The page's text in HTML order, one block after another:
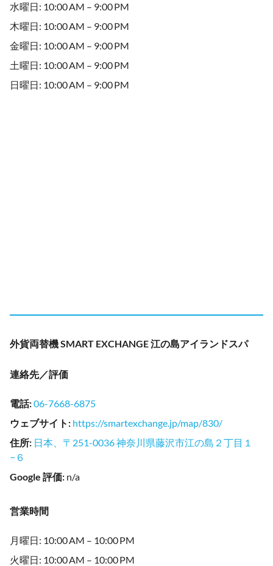
水曜日: 10:00 AM – 9:00 PM
木曜日: 10:00 AM – 9:00 PM
金曜日: 10:00 AM – 9:00 PM
土曜日: 10:00 AM – 9:00 PM
日曜日: 10:00 AM – 9:00 PM
外貨両替機 SMART EXCHANGE 江の島アイランドスパ
連絡先／評価
電話:06-7668-6875
ウェブサイト : https://smartexchange.jp/map/830/
住所: 日本、〒251-0036 神奈川県藤沢市江の島２丁目１
−６
Google 評価: n/a
営業時間
月曜日: 10:00 AM – 10:00 PM
火曜日: 10:00 AM – 10:00 PM